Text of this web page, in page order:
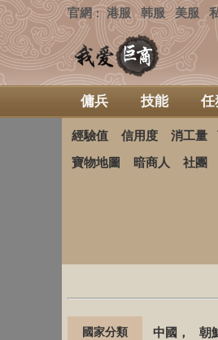
官網 ：港服 韩服 美服
傭兵 技能 任
經驗值 信用度 消工量
寶物地圖 暗商人 社團
國家分類 中國 ， 朝